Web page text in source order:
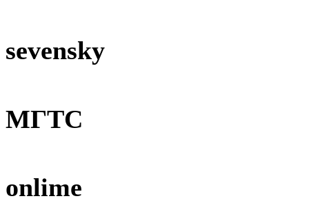
sevensky
МГТС
onlime